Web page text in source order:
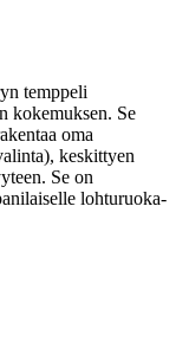
temppeli
kokemuksen. Se
oma
keskittyen
Se on
lohturuoka-